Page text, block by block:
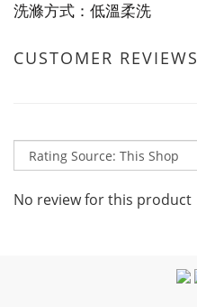
洗滌方式：低溫柔洗
CUSTOMER REVIEWS
No review for this product